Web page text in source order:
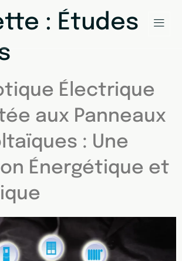
: Études
Électrique
aux Panneaux
: Une
Énergétique et